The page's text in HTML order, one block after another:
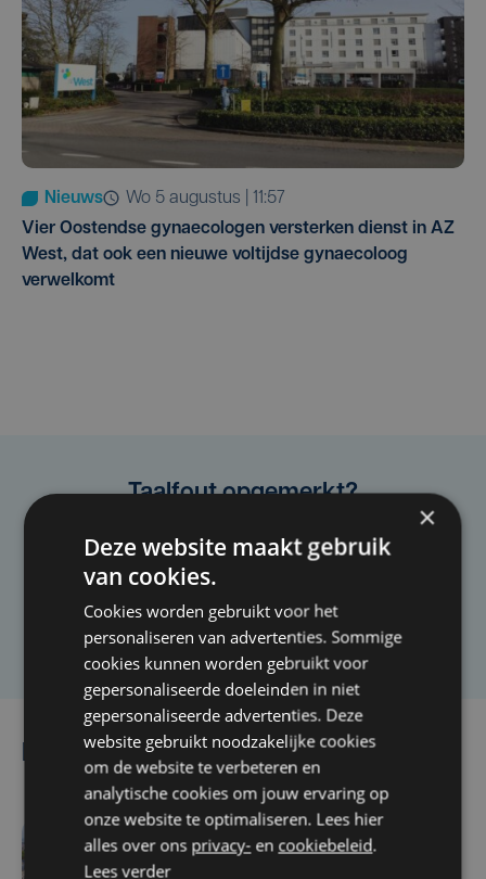
Nieuws
wo 5 augustus | 11:57
Vier Oostendse gynaecologen versterken dienst in AZ
West, dat ook een nieuwe voltijdse gynaecoloog
verwelkomt
Taalfout opgemerkt?
Heb je een taal- of schrijffout opgemerkt in dit
artikel?
Laat het ons weten
Lees ook
do 6 augustus | 16:44
×
Deze website maakt gebruik
van cookies.
Cookies worden gebruikt voor het
personaliseren van advertenties. Sommige
cookies kunnen worden gebruikt voor
gepersonaliseerde doeleinden in niet
gepersonaliseerde advertenties. Deze
website gebruikt noodzakelijke cookies
om de website te verbeteren en
analytische cookies om jouw ervaring op
onze website te optimaliseren. Lees hier
alles over ons privacy- en cookiebeleid.
Lees verder